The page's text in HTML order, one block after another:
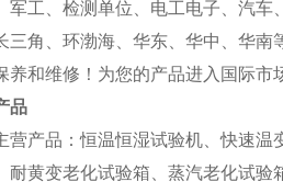
军工、检测单位、电工电子、汽
三角、环渤海、华东、华中、华
养和维修！为您的产品进入国际市
品
营产品：恒温恒湿试验机、快速
耐黄变老化试验箱、蒸汽老化试